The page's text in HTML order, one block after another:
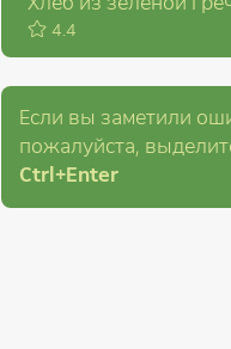
4.4
Если вы заметили
пожалуйста,
Ctrl+Enter